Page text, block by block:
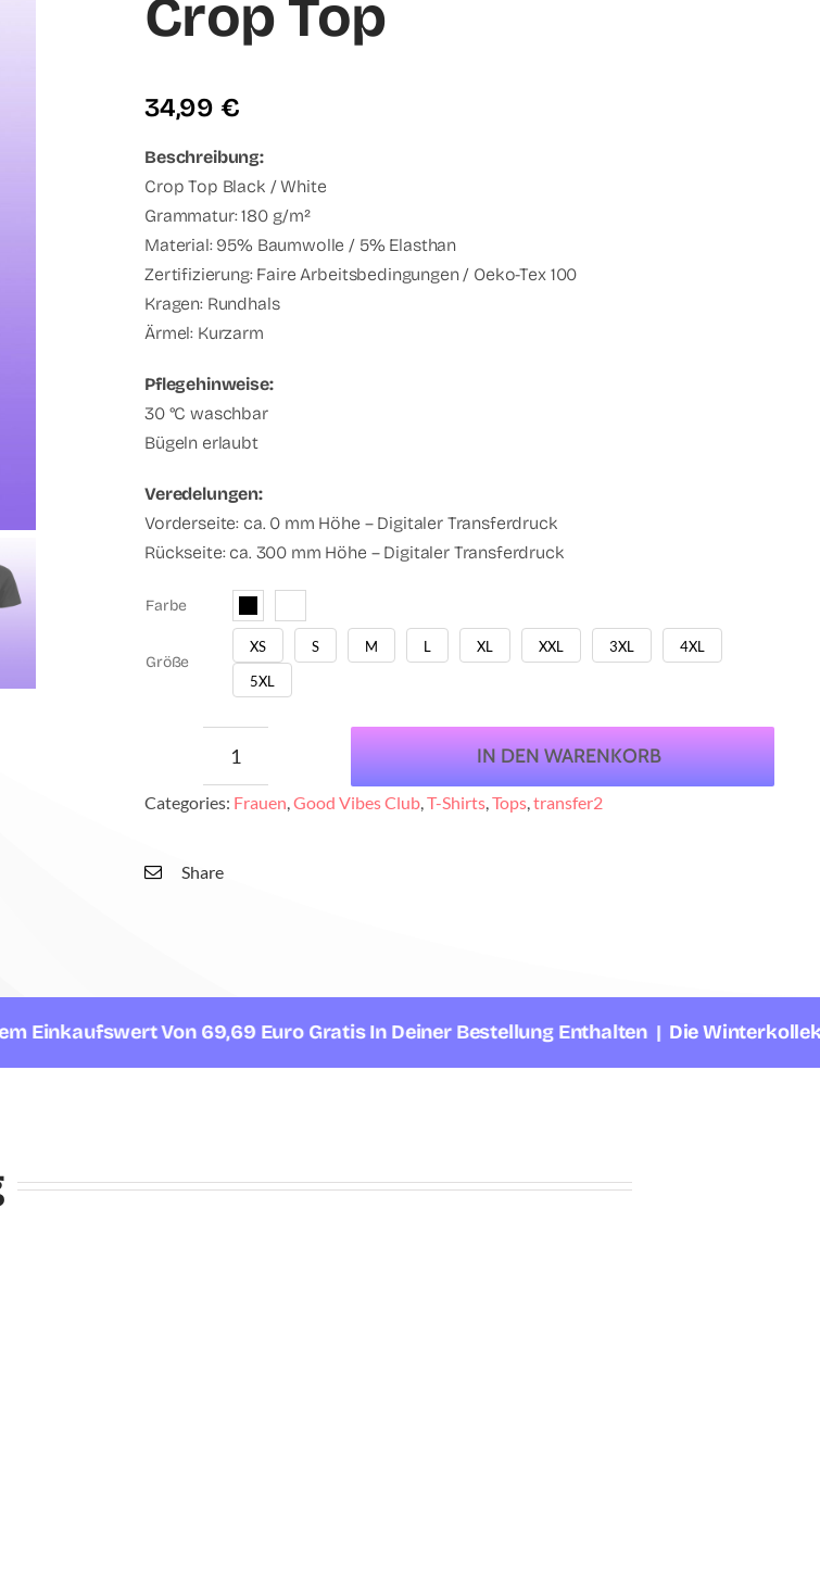
Crop Top
34,99 €
Beschreibung:
Crop Top Black / White
Grammatur: 180 g/m²
Material: 95% Baumwolle / 5% Elasthan
Zertifizierung: Faire Arbeitsbedingungen / Oeko-Tex 100
Kragen: Rundhals
Ärmel: Kurzarm
Pflegehinweise:
30 °C waschbar
Bügeln erlaubt
Veredelungen:
Vorderseite: ca. 0 mm Höhe – Digitaler Transferdruck
Rückseite: ca. 300 mm Höhe – Digitaler Transferdruck
Farbe
Größe
XS S M L XL XXL 3XL
4XL
5XL
Good
Vibes
IN DEN WARENKORB
Categories: Frauen Good Vibes Club T-Shirts Tops transfer2
Share
Von 69,69 Euro Gratis In Deiner Bestellung Enthalten | Die Winterkollektion